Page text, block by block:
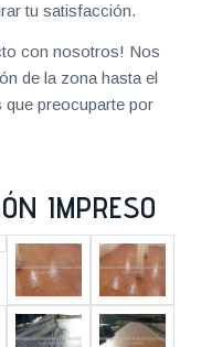
tu satisfacción.
con nosotros! Nos
de la zona hasta el
que preocuparte por
IMPRESO